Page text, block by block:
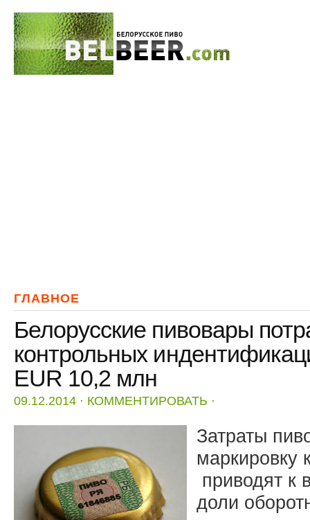
ГЛАВНОЕ
Белорусские пивовары
контрольных
EUR 10,2 млн
09.12.2014 ⋅ КОММЕНТИРОВАТЬ ⋅
Затраты
маркировку
приводят к
доли